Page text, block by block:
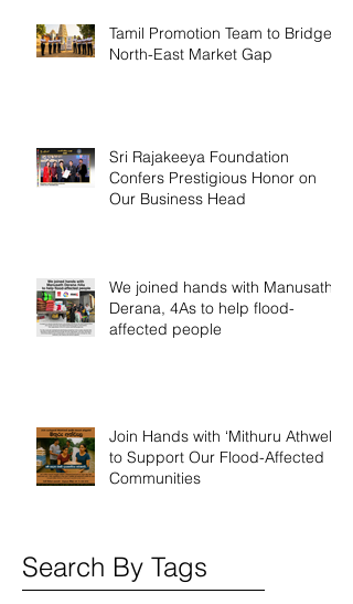
Tamil Promotion Team to Bridge
North-East Market Gap
Sri Rajakeeya Foundation
Confers Prestigious Honor on
Our Business Head
We joined hands with Manusath
Derana, 4As to help flood-
affected people
Join Hands with ‘Mithuru Athwela’
to Support Our Flood-Affected
Communities
Search By Tags